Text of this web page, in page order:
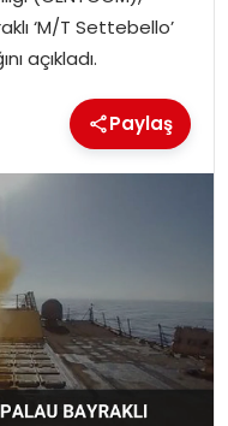
‘M/T Settebello’
açıkladı.
Paylaş